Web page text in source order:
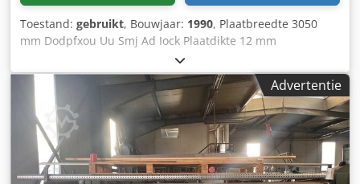
Toestand: gebruikt, Bouwjaar: 1990, Plaatbreedte 3050
mm Dodpfxou Uu Smj Ad Iock Plaatdikte 12 mm
staanderbreedte 3100 mm Tafelhoogte boven vloer 900
mm Snijhoekinstelling 0,5 - 3 ° Snijsnelheid 6 - 13
slagen/min Achteraanslag - verstelbaar 1000 mm
Neerhouder 18 stuks Olie-inhoud 350 liter Totaal benodigd
vermogen 22,5 kW Machinegewicht ca. 8 ton
Machineafmetingen L x B x H 3,96 x 2,10 x 2,22 m - met
snijspleetverstelling - Accessoires: elektrische
achteraanslag, reservemes
Advertentie